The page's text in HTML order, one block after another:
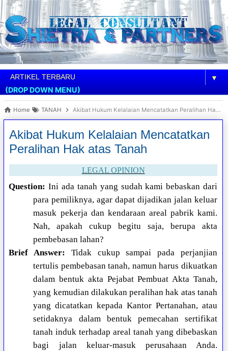
▼
(DROP DOWN MENU)
Home TANAH Akibat Hukum Kelalaian Mencatatkan Peralihan Hak atas Tanah
Akibat Hukum Kelalaian Mencatatkan
Peralihan Hak atas Tanah
LEGAL OPINION
Question: Ini ada tanah yang sudah kami bebaskan dari
para pemiliknya, agar dapat dijadikan jalan keluar
masuk pekerja dan kendaraan areal pabrik kami.
Nah, apakah cukup begitu saja, berupa akta
pembebasan lahan?
Brief Answer: Tidak cukup sampai pada perjanjian
tertulis pembebasan tanah, namun harus dikuatkan
dalam bentuk akta Pejabat Pembuat Akta Tanah,
yang kemudian dilakukan peralihan hak atas tanah
yang dicatatkan kepada Kantor Pertanahan, atau
setidaknya dalam bentuk pemecahan sertifikat
tanah induk terhadap areal tanah yang dibebaskan
bagi jalan keluar-masuk perusahaan Anda.